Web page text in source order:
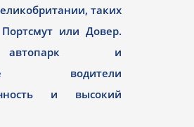
таких
или Довер.
и
водители
и высокий